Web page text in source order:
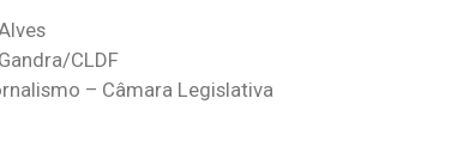
CLDF
– Câmara Legislativa